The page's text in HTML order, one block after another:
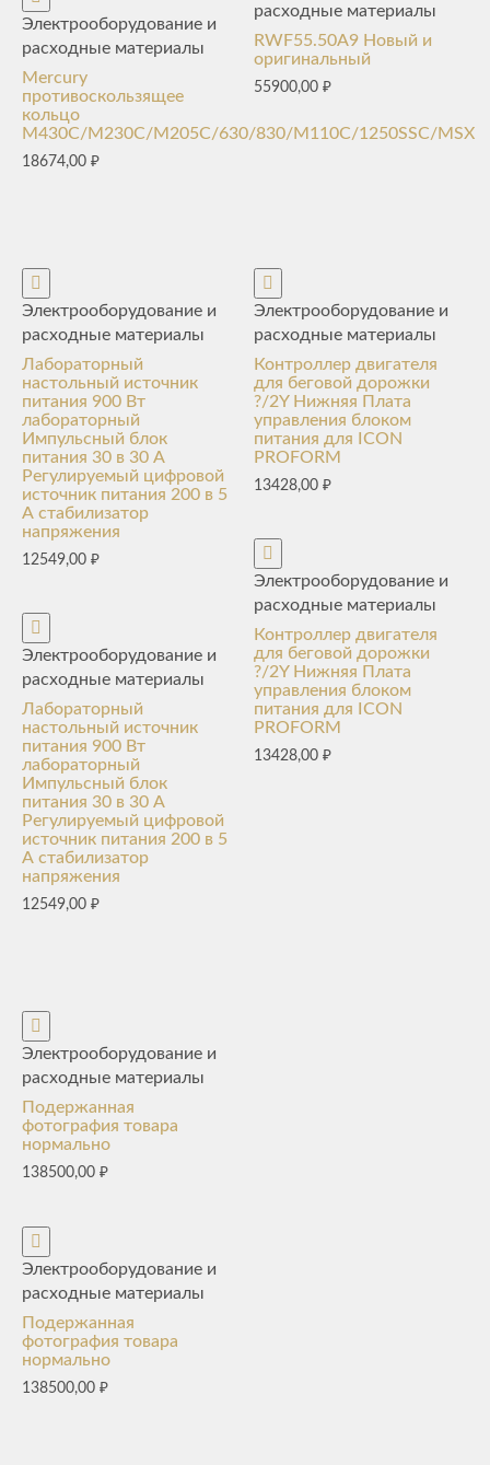
Электрооборудование и
расходные материалы
Mercury
противоскользящее
кольцо
M430C/M230C/M205C/630/830/M110C/1250SSC/MSX
18674,00 ₽
расходные материалы
RWF55.50A9 Новый и
оригинальный
55900,00₽
Электрооборудование и
расходные материалы
Лабораторный
настольный источник
питания 900 Вт
лабораторный
Импульсный блок
питания 30 в 30 А
Регулируемый цифровой
источник питания 200 в 5
А стабилизатор
напряжения
12549,00 ₽
Электрооборудование и
расходные материалы
Лабораторный
настольный источник
питания 900 Вт
лабораторный
Импульсный блок
питания 30 в 30 А
Регулируемый цифровой
источник питания 200 в 5
А стабилизатор
напряжения
12549,00 ₽
Электрооборудование и
расходные материалы
Контроллер двигателя
для беговой дорожки
?/2Y Нижняя Плата
управления блоком
питания для ICON
PROFORM
13428,00₽
Электрооборудование и
расходные материалы
Контроллер двигателя
для беговой дорожки
?/2Y Нижняя Плата
управления блоком
питания для ICON
PROFORM
13428,00₽
Электрооборудование и
расходные материалы
Подержанная
фотография товара
нормально
138500,00 ₽
Электрооборудование и
расходные материалы
Подержанная
фотография товара
нормально
138500,00 ₽